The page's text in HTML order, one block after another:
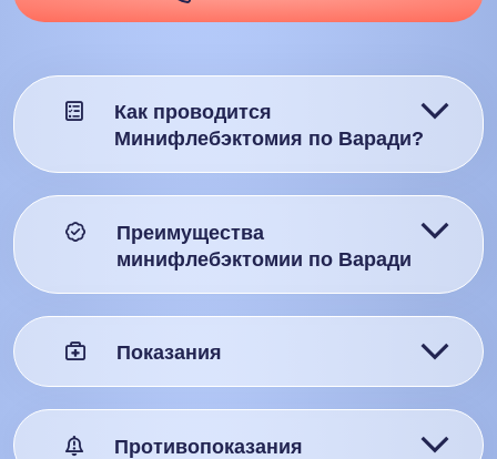
Как проводится
Минифлебэктомия по Варади?
Преимущества
минифлебэктомии по Варади
Показания
Противопоказания